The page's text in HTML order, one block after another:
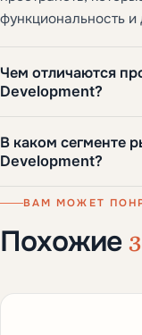
функциональность
Чем отличаются
Development?
В каком сегменте
Development?
ВАМ МОЖЕТ
Похожие